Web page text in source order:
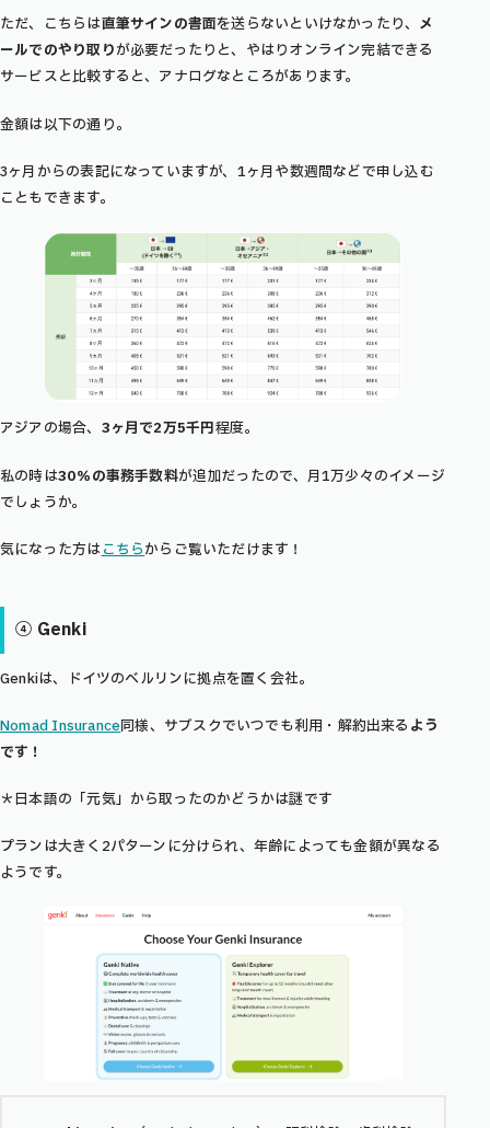
ただ、こちらは直筆サインの書面を送らないといけなかったり、 メ
ールでのやり取りが必要だったりと、やはりオンライン完結できる
サービスと比較すると、アナログなところがあります。
金額は以下の通り。
3ヶ月からの表記になっていますが、1ヶ月や数週間などで申し込む
こともできます。
アジアの場合、 3ヶ月で2万5千円程度。
私の時は30％の事務手数料が追加だったので、月1万少々のイメージ
でしょうか。
気になった方はこちらからご覧いただけます！
④ Genki
Genkiは、ドイツのベルリンに拠点を置く会社。
Nomad Insurance同様、 サブスクでいつでも利用・解約出来る よう
です！
＊日本語の「元気」から取ったのかどうかは謎です
プランは大きく2パターンに分けられ、年齢によっても金額が異なる
ようです。